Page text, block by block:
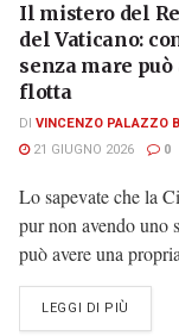
Il mistero del
del Vaticano:
senza mare può
flotta
DI VINCENZO PALAZZO
21 GIUGNO 2026
0
Lo sapevate che la
pur non avendo uno
può avere una
LEGGI DI PIÙ